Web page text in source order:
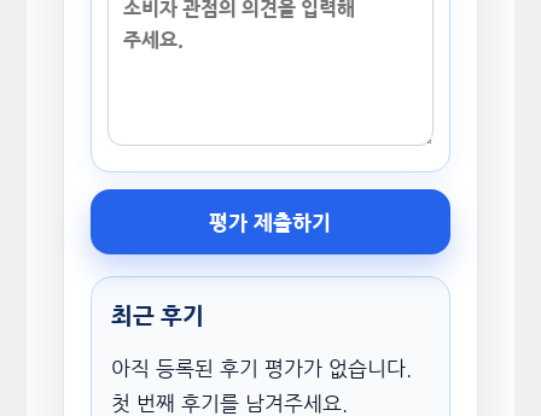
평가 제출하기
최근 후기
아직 등록된 후기 평가가 없습니다.
첫 번째 후기를 남겨주세요.